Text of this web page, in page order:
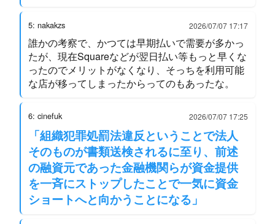
5: nakakzs 2026/07/07 17:17
誰かの考察で、かつては早期払いで需要が多かっ
たが、現在Squareなどが翌日払い等もっと早くな
ったのでメリットがなくなり、そっちを利用可能
な店が移ってしまったからってのもあったな。
6: cinefuk 2026/07/07 17:25
「組織犯罪処罰法違反ということで法人
そのものが書類送検されるに至り、前述
の融資元であった金融機関らが資金提供
を一斉にストップしたことで一気に資金
ショートへと向かうことになる」